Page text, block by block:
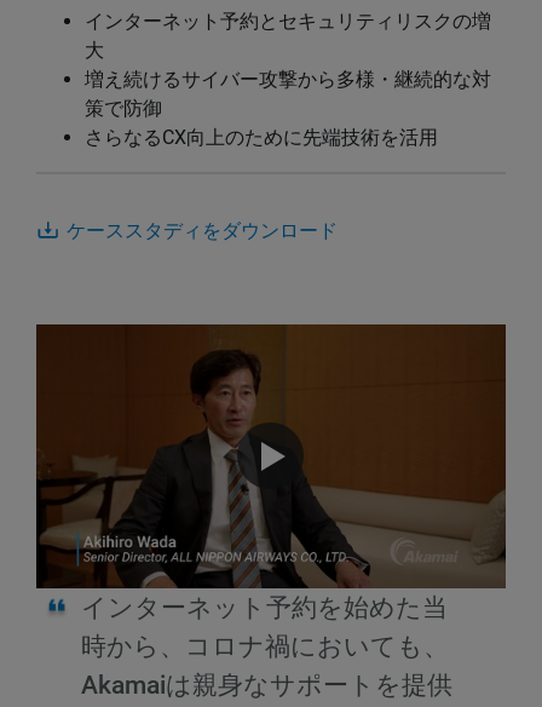
インターネット予約を始めた当
時から、コロナ禍においても、
Akamaiは親身なサポートを提供
インターネット予約とセキュリティリスクの増
大
増え続けるサイバー攻撃から多様・継続的な対
策で防御
さらなるCX向上のために先端技術を活用
ケーススタディをダウンロード